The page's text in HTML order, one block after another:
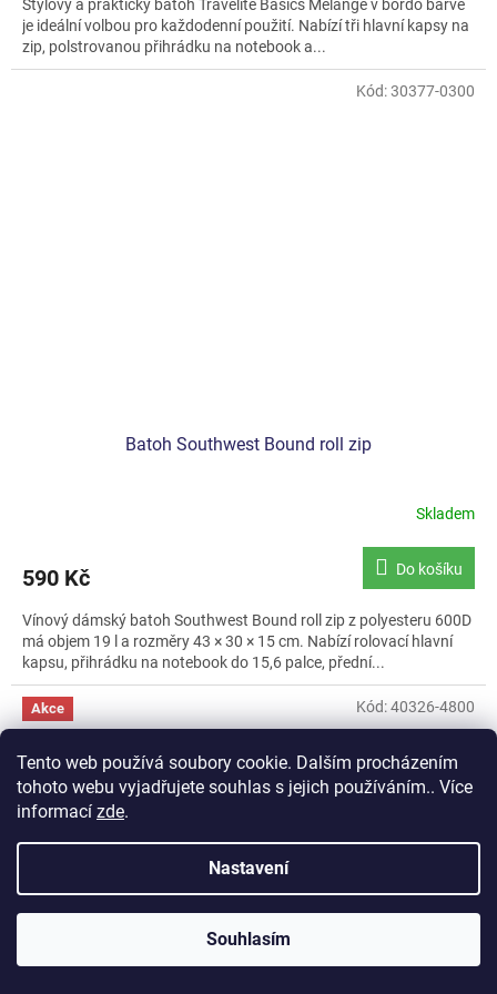
Tento web používá soubory cookie. Dalším procházením
tohoto webu vyjadřujete souhlas s jejich používáním.. Více
informací zde.
Nastavení
Souhlasím
z
5
hvězdiček.
Stylový a praktický batoh Travelite Basics Melange v bordó barvě
je ideální volbou pro každodenní použití. Nabízí tři hlavní kapsy na
zip, polstrovanou přihrádku na notebook a...
Batoh Southwest Bound roll zip
Skladem
590 Kč Do košíku
Vínový dámský batoh Southwest Bound roll zip z polyesteru 600D
má objem 19 l a rozměry 43 × 30 × 15 cm. Nabízí rolovací hlavní
kapsu, přihrádku na notebook do 15,6 palce, přední...
Kód:30377-0300
Akce Kód:40326-4800